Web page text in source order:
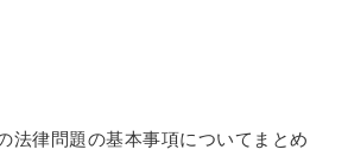
法律問題の基本事項についてまとめ